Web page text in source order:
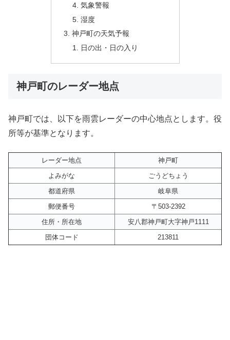
気象警報
湿度
神戸町の天気予報
日の出・日の入り
神戸町のレーダー地点
神戸町では、以下を雨雲レーダーの中心地点とします。役
所等が基準となります。
レーダー地点
神戸町
よみがな
ごうどちょう
都道府県
岐阜県
郵便番号
〒503-2392
住所・所在地
安八郡神戸町大字神戸1111
団体コード
213811